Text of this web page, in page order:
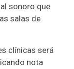
sonoro que
salas de
clínicas será
nota